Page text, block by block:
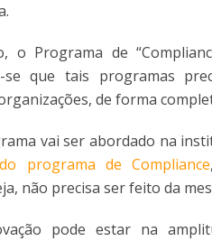
o Programa de
se que tais programas
de forma
vai ser abordado na
programa de Compliance
não precisa ser feito da
pode estar na